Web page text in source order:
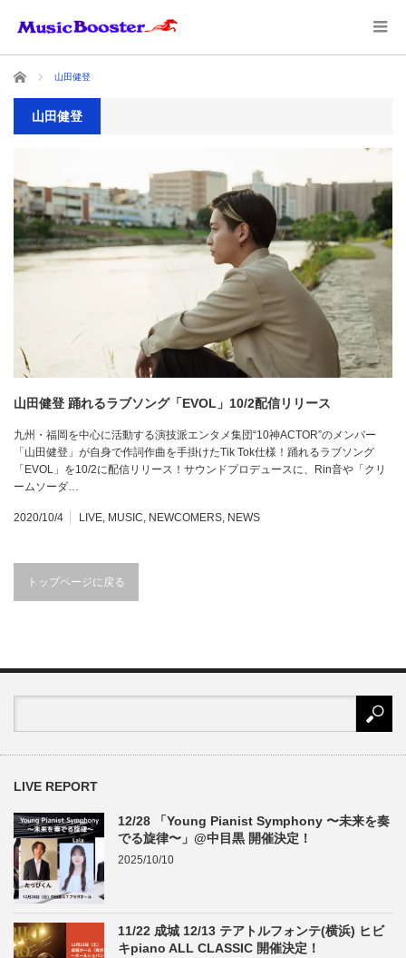
ホーム 山田健登
山田健登
山田健登 踊れるラブソング「EVOL」10/2配信リリース
九州・福岡を中心に活動する演技派エンタメ集団“10神ACTOR”のメンバー
「山田健登」が自身で作詞作曲を手掛けたTik Tok仕様！踊れるラブソング
「EVOL」を10/2に配信リリース！サウンドプロデュースに、Rin音や「クリ
ームソーダ…
2020/10/4 LIVE, MUSIC, NEWCOMERS, NEWS
トップページに戻る
LIVE REPORT
12/28 「Young Pianist Symphony 〜未来を奏
でる旋律〜」@中目黒 開催決定！
2025/10/10
11/22 成城 12/13 テアトルフォンテ(横浜) ヒビ
キpiano ALL CLASSIC 開催決定！